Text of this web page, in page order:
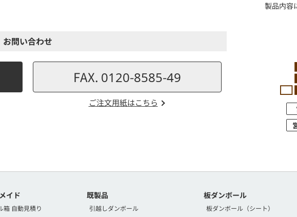
製品内容
お問い合わせ
FAX. 0120-8585-49
ご注文用紙はこちら
イド
箱 自動見積り
既製品
引越しダンボール
板ダンボール
板ダンボール（シート）